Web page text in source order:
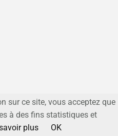
CREATE AND CODE.
sur ce site, vous acceptez que
à des fins statistiques et
plus OK